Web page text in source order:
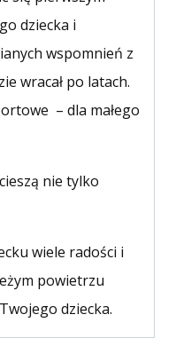
dziecka i
wspomnień z
wracał po latach.
– dla małego
nie tylko
wiele radości i
powietrzu
dziecka.